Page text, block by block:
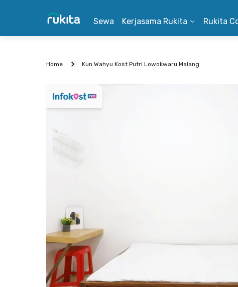
Sewa Kerjasama Rukita Rukita
Home Kun Wahyu Kost Putri Lowokwaru Malang